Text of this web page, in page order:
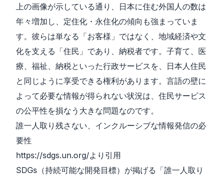
上の画像が示している通り、日本に住む外国人の数は
年々増加し、定住化・永住化の傾向も強まっていま
す。彼らは単なる「お客様」ではなく、地域経済や文
化を支える「住民」であり、納税者です。子育て、医
療、福祉、納税といった行政サービスを、日本人住民
と同じように享受できる権利があります。言語の壁に
よって必要な情報が得られない状況は、住民サービス
の公平性を損なう大きな問題なのです。
誰一人取り残さない、インクルーシブな情報発信の必
要性
https://sdgs.un.org/より引用
SDGs（持続可能な開発目標）が掲げる「誰一人取り